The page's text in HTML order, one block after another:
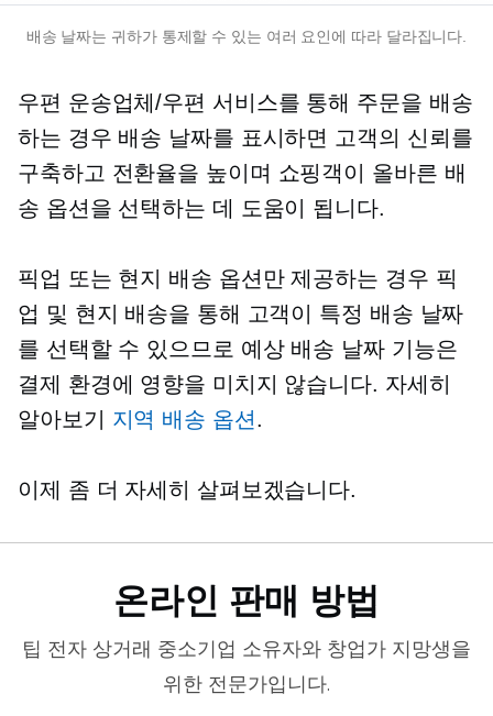
배송 날짜는 귀하가 통제할 수 있는 여러 요인에 따라 달라집니다.
우편 운송업체/우편 서비스를 통해 주문을 배송
하는 경우 배송 날짜를 표시하면 고객의 신뢰를
구축하고 전환율을 높이며 쇼핑객이 올바른 배
송 옵션을 선택하는 데 도움이 됩니다.
픽업 또는 현지 배송 옵션만 제공하는 경우 픽
업 및 현지 배송을 통해 고객이 특정 배송 날짜
를 선택할 수 있으므로 예상 배송 날짜 기능은
결제 환경에 영향을 미치지 않습니다. 자세히
알아보기 지역 배송 옵션.
이제 좀 더 자세히 살펴보겠습니다.
온라인 판매 방법
팁 전자 상거래 중소기업 소유자와 창업가 지망생을
위한 전문가입니다.